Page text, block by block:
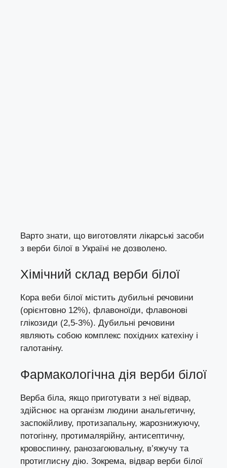
Варто знати, що виготовляти лікарські засоби
з верби білої в Україні не дозволено.
Хімічний склад верби білої
Кора веби білої містить дубильні речовини
(орієнтовно 12%), флавоноїди, флавонові
глікозиди (2,5-3%). Дубильні речовини
являють собою комплекс похідних катехіну і
галотаніну.
Фармакологічна дія верби білої
Верба біла, якщо приготувати з неї відвар,
здійснює на організм людини анальгетичну,
заспокійливу, протизапальну, жарознижуючу,
потогінну, протималярійну, антисептичну,
кровоспинну, ранозагоювальну, в’яжучу та
протиглисну дію. Зокрема, відвар верби білої